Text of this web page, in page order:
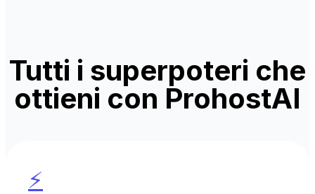
Tutti i superpoteri che
ottieni con ProhostAI
⚡